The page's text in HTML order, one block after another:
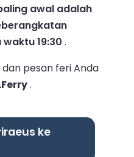
awal adalah
19:30 .
pesan feri Anda
.
ke